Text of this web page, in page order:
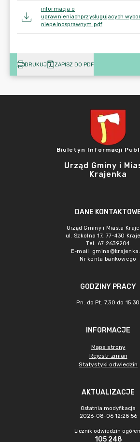
informacja o
uprawnieniachprzyslugujacych
niepelnosprawnym.pdf
DRUKUJ ZAPISZ DO PDF
Biuletyn Informacji
Urząd Gminy i
Krajenka
DANE
Urząd Gminy i Miasta
ul. Szkolna 17, 77-430
Tel. 67 2639204
E-mail:
Nr konta bankowego
GODZINY PRACY
Pn. do Pt. 7.30 do 15.30
INFORMACJE
Mapa strony
Rejestr zmian
Statystyki odwiedzin
AKTUALIZACJE
Ostatnia modyfikacja
2026-08-06 12:28:56
Licznik odwiedzin
105 248